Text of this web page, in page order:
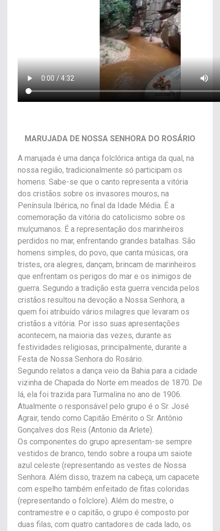
MARUJADA DE NOSSA SENHORA DO ROSÁRIO
A marujada é uma dança folclórica antiga da qual, na
nossa região, tradicionalmente só participam os
homens. Sabe-se que o canto representa a vitória
dos cristãos sobre os invasores mouros, na
Península Ibérica, no final da Idade Média. É a
comemoração da vitória do catolicismo sobre os
mulçumanos. É a representação dos marinheiros
perdidos no mar, enfrentando grandes batalhas. São
homens simples, do povo, que canta músicas, ora
tristes, ora alegres, dançam, brincam de marinheiros
que enfrentam os perigos do mar e os inimigos de
guerra. Segundo a tradição esta guerra vencida pelos
cristãos resultou na devoção a Nossa Senhora, a
quem foi atribuído vários milagres que levaram os
cristãos a vitória. Por isso suas apresentações
acontecem, na maioria das vezes, durante as
festividades religiosas, principalmente, durante a
Festa de Nossa Senhora do Rosário.
Segundo relatos a dança veio da Bahia para a cidade
vizinha de Chapada do Norte em meados de 1870. De
lá, ela foi trazida para Turmalina no ano de 1906.
Atualmente o responsável pelo grupo é o Sr. José
Agrair, tendo como Capitão Emérito o Sr. Antônio
Gonçalves dos Reis (Antonio da Arlete).
Os componentes do grupo apresentam-se sempre
vestidos de branco, tendo sobre a roupa um saiote
azul celeste (representando as vestes de Nossa
Senhora. Além disso, trazem na cabeça, um capacete
com espelho também enfeitado de fitas coloridas
(representando o folclore). Além do mestre, o
contramestre e o capitão, o grupo é composto por
duas filas, com quatro cantadores de cada lado, os